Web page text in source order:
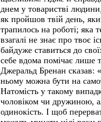
днем у товаристві
як пройшов твій день,
трапилось на роботі; яка
взагалі не знає про твоє
байдуже ставиться до
себе вдома помічає лише
Джеральд Бренан
ньому можна бути на
Натомість у такому
чоловіком чи дружиною,
одинокість. І щоб